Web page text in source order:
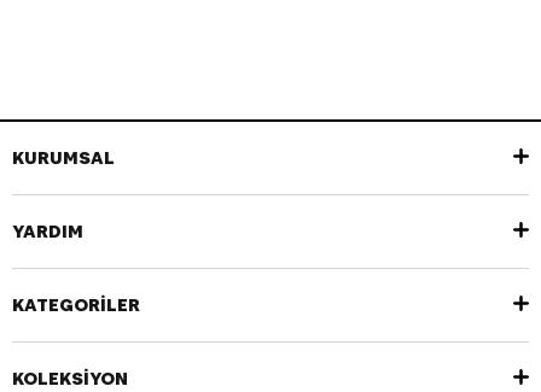
KURUMSAL
YARDIM
KATEGORİLER
KOLEKSİYON